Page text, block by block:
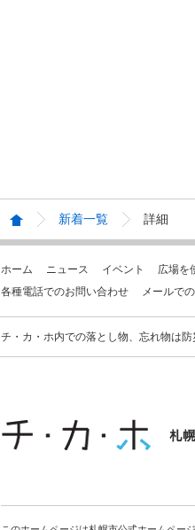
新着一覧 詳細
ホーム ニュース イベント 広場を
各種電話でのお問い合わせ
メールで
チ・カ・ホ内での落とし物、忘れ物は